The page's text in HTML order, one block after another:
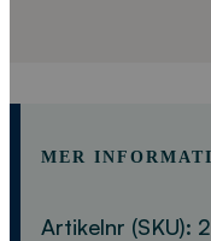
MER
Artikelnr (SKU):